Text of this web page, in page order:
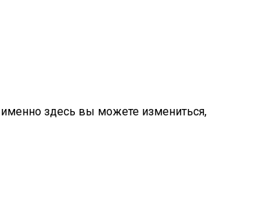
здесь вы можете измениться,